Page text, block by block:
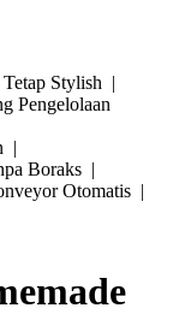
Stylish |
Pengelolaan
|
Boraks |
Otomatis |